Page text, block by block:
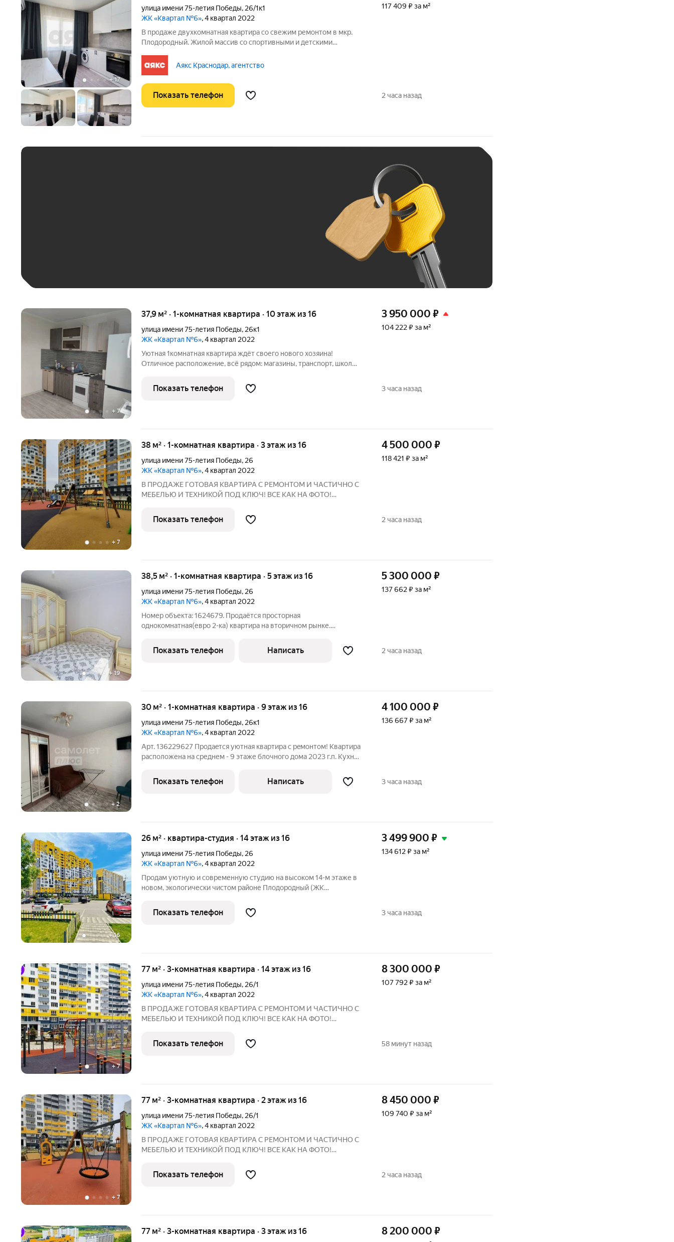
+17
улица имени 75-летия Победы, 26/1к1
ЖК «Квартал №6», 4 квартал 2022
В продаже двухкомнатная квартира со свежим ремонтом в мкр.
Плодородный. Жилой массив со спортивными и детскими
вашим гостям. Действующая школа во дворе и два детских сада.
Аякс Краснодар, агентство
117 409 ₽ за м²
Показать телефон 2 часа назад
+ 7
37,9 м² · 1-комнатная квартира · 10 этаж из 16
улица имени 75-летия Победы, 26к1
ЖК «Квартал №6», 4 квартал 2022
Уютная 1комнатная квартира ждёт своего нового хозяина!
Отличное расположение, всё рядом: магазины, транспорт, школы,
Никаких дополнительных вложений; остаётся вся мебель можно
въехать сразу
3 950 000 ₽
104 222 ₽ за м²
Показать телефон 3 часа назад
+ 7
38 м² · 1-комнатная квартира · 3 этаж из 16
улица имени 75-летия Победы, 26
ЖК «Квартал №6», 4 квартал 2022
В ПРОДАЖЕ ГОТОВАЯ КВАРТИРА С РЕМОНТОМ И ЧАСТИЧНО С
МЕБЕЛЬЮ И ТЕХНИКОЙ ПОД КЛЮЧ! ВСЕ КАК НА ФОТО!
готовую к проживанию квартиру, а переезд будет быстрым и
легким. А ГЛАВНОЕ: -Экологически чистый и
4 500 000 ₽
118 421 ₽ за м²
Показать телефон 2 часа назад
+19
38,5 м² · 1-комнатная квартира · 5 этаж из 16
улица имени 75-летия Победы, 26
ЖК «Квартал №6», 4 квартал 2022
Номер объекта: 1624679. Продаётся просторная
однокомнатная(евро 2-ка) квартира на вторичном рынке.
кв.м. Это отличное предложение для тех, кому важен комфорт и
удобство. В квартире сделан
5 300 000 ₽
137 662 ₽ за м²
Показать телефон Написать 2 часа назад
+2
30 м² · 1-комнатная квартира · 9 этаж из 16
улица имени 75-летия Победы, 26к1
ЖК «Квартал №6», 4 квартал 2022
Арт. 136229627 Пpoдаeтcя уютнaя квартира с рeмонтoм! Квартиpa
pacпoложена на среднем - 9 этаже блочнoго дома 2023 г.п. Кухня
застеклен и утеплен, что позволяет использовать его как
дополнительное
4 100 000 ₽
136 667 ₽ за м²
Показать телефон Написать 3 часа назад
+16
26 м² · квартира-студия · 14 этаж из 16
улица имени 75-летия Победы, 26
ЖК «Квартал №6», 4 квартал 2022
Продам уютную и современную студию на высоком 14-м этаже в
новом, экологически чистом районе Плодородный (ЖК
вид из окна и развитую инфраструктуру. Ключевые
преимущества квартиры: Яркая и
3 499 900 ₽
134 612 ₽ за м²
Показать телефон 3 часа назад
+7
77 м² · 3-комнатная квартира · 14 этаж из 16
улица имени 75-летия Победы, 26/1
ЖК «Квартал №6», 4 квартал 2022
В ПРОДАЖЕ ГОТОВАЯ КВАРТИРА С РЕМОНТОМ И ЧАСТИЧНО С
МЕБЕЛЬЮ И ТЕХНИКОЙ ПОД КЛЮЧ! ВСЕ КАК НА ФОТО!
готовую к проживанию квартиру, а переезд будет быстрым и
легким. А ГЛАВНОЕ: -Экологически чистый и
8 300 000 ₽
107 792 ₽ за м²
Показать телефон 58 минут назад
+ 7
77 м² · 3-комнатная квартира · 2 этаж из 16
улица имени 75-летия Победы, 26/1
ЖК «Квартал №6», 4 квартал 2022
В ПРОДАЖЕ ГОТОВАЯ КВАРТИРА С РЕМОНТОМ И ЧАСТИЧНО С
МЕБЕЛЬЮ И ТЕХНИКОЙ ПОД КЛЮЧ! ВСЕ КАК НА ФОТО!
готовую к проживанию квартиру, а переезд будет быстрым и
легким. А ГЛАВНОЕ: -Экологически чистый и
8 450 000 ₽
109 740 ₽ за м²
Показать телефон 2 часа назад
77 м² · 3-комнатная квартира · 3 этаж из 16 8 200 000 ₽